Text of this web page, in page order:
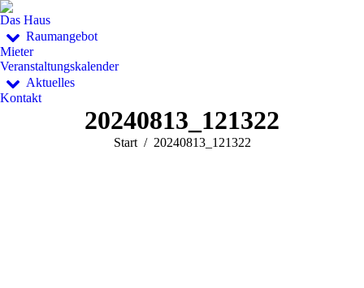
Das Haus
Raumangebot
Mieter
Veranstaltungskalender
Aktuelles
Kontakt
20240813_121322
Sie befinden sich hier:
Start 20240813_121322